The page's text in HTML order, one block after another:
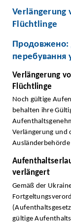
Flüchtlinge
Продовжено:
перебування
Verlängerung
Flüchtlinge
Noch gültige
behalten ihre
Verlängerung und
verlängert
Gemäß der
gültige